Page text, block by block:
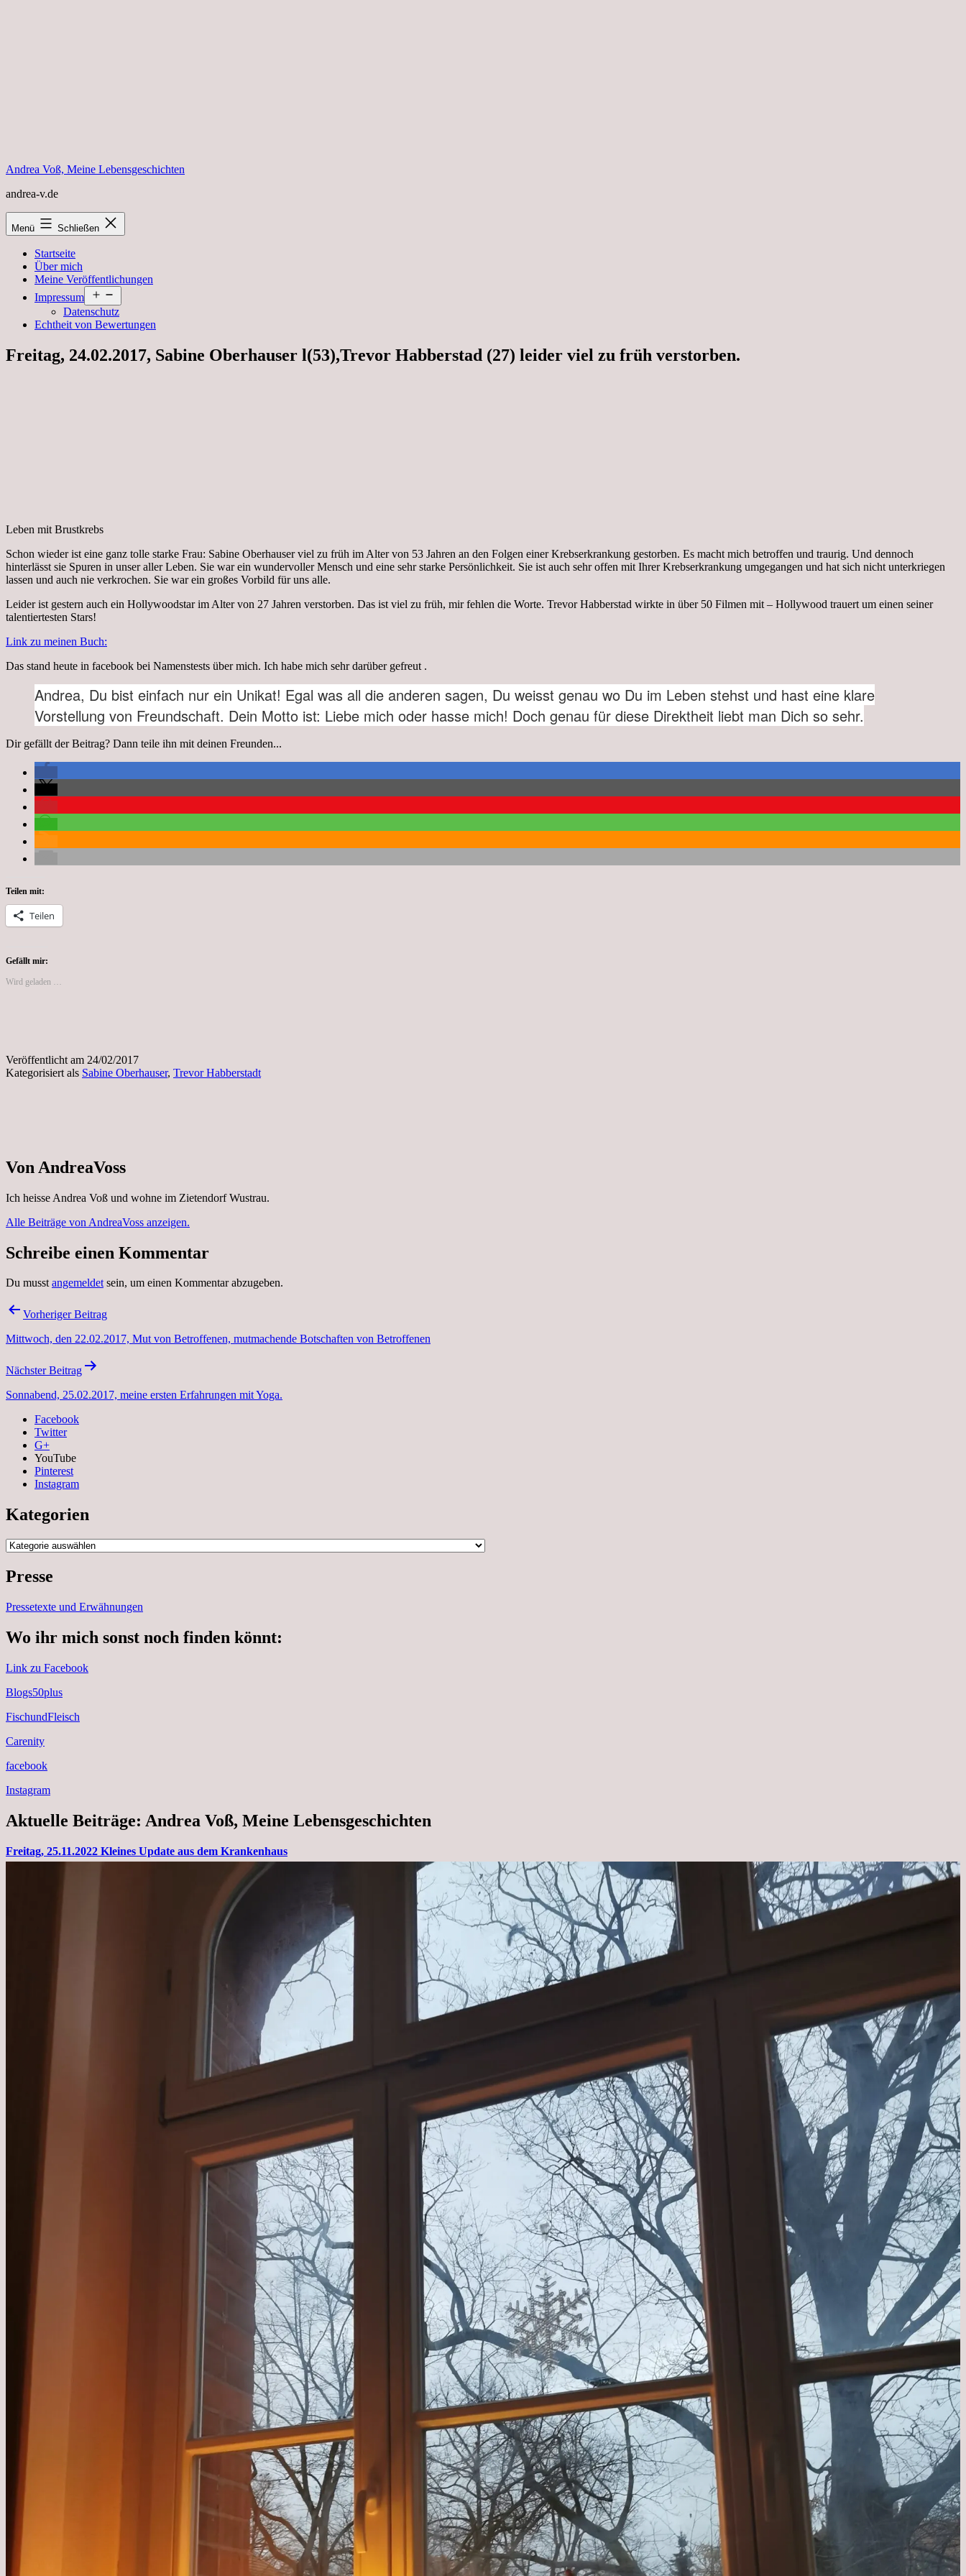
Andrea Voß, Meine Lebensgeschichten
andrea-v.de
Menü Schließen
Startseite
Über mich
Meine Veröffentlichungen
Impressum
öffnen
Datenschutz
Echtheit von Bewertungen
Freitag, 24.02.2017, Sabine Oberhauser l(53),Trevor Habberstad (27) leider viel zu früh verstorben.
Leben mit Brustkrebs
Schon wieder ist eine ganz tolle starke Frau: Sabine Oberhauser viel zu früh im Alter von 53 Jahren an den Folgen einer Krebserkrankung gestorben. Es macht mich betroffen und traurig. Und dennoch
hinterlässt sie Spuren in unser aller Leben. Sie war ein wundervoller Mensch und eine sehr starke Persönlichkeit. Sie ist auch sehr offen mit Ihrer Krebserkrankung umgegangen und hat sich nicht unterkriegen
lassen und auch nie verkrochen. Sie war ein großes Vorbild für uns alle.
Leider ist gestern auch ein Hollywoodstar im Alter von 27 Jahren verstorben. Das ist viel zu früh, mir fehlen die Worte. Trevor Habberstad wirkte in über 50 Filmen mit – Hollywood trauert um einen seiner
talentiertesten Stars!
Link zu meinen Buch:
Das stand heute in facebook bei Namenstests über mich. Ich habe mich sehr darüber gefreut .
Andrea, Du bist einfach nur ein Unikat! Egal was all die anderen sagen, Du weisst genau wo Du im Leben stehst und hast eine klare
Vorstellung von Freundschaft. Dein Motto ist: Liebe mich oder hasse mich! Doch genau für diese Direktheit liebt man Dich so sehr.
Dir gefällt der Beitrag? Dann teile ihn mit deinen Freunden...
Teilen mit:
Teilen
Gefällt mir:
Wird geladen …
Veröffentlicht am 24/02/2017
Kategorisiert als Sabine Oberhauser, Trevor Habberstadt
Von AndreaVoss
Ich heisse Andrea Voß und wohne im Zietendorf Wustrau.
Alle Beiträge von AndreaVoss anzeigen.
Schreibe einen Kommentar
Du musstangemeldetsein, um einen Kommentar abzugeben.
Beitragsnavigation
Vorheriger Beitrag
Mittwoch, den 22.02.2017, Mut von Betroffenen, mutmachende Botschaften von Betroffenen
Nächster Beitrag
Sonnabend, 25.02.2017, meine ersten Erfahrungen mit Yoga.
Facebook
Twitter
G+
YouTube
Pinterest
Instagram
Kategorien
Kategorien
Presse
Pressetexte und Erwähnungen
Wo ihr mich sonst noch finden könnt:
Link zu Facebook
Blogs50plus
FischundFleisch
Carenity
facebook
Instagram
Aktuelle Beiträge: Andrea Voß, Meine Lebensgeschichten
Freitag, 25.11.2022 Kleines Update aus dem Krankenhaus